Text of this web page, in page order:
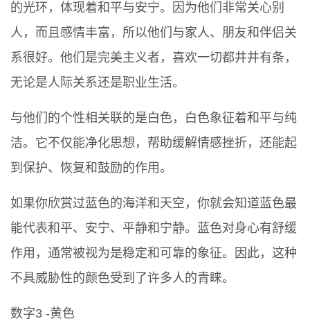
的光环，体现着和平与安宁。因为他们非常关心别
人，而且感情丰富，所以他们与家人、朋友和伴侣关
系很好。他们是完美主义者，喜欢一切都井井有条，
无论是人际关系还是职业生活。
与他们的个性相关联的是白色，白色象征着和平与纯
洁。它不仅能净化思想，帮助缓解情感挫折，还能起
到保护、恢复和鼓励的作用。
如果你欣赏过蓝色的海洋和天空，你就会知道蓝色最
能代表和平、安宁、平静和宁静。蓝色对身心有舒缓
作用，通常被视为是稳定和可靠的象征。因此，这种
不具威胁性的颜色受到了许多人的青睐。
数字3 -黄色